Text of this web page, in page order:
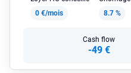
0 €/mois
8.7 %
Cash flow
-49 €